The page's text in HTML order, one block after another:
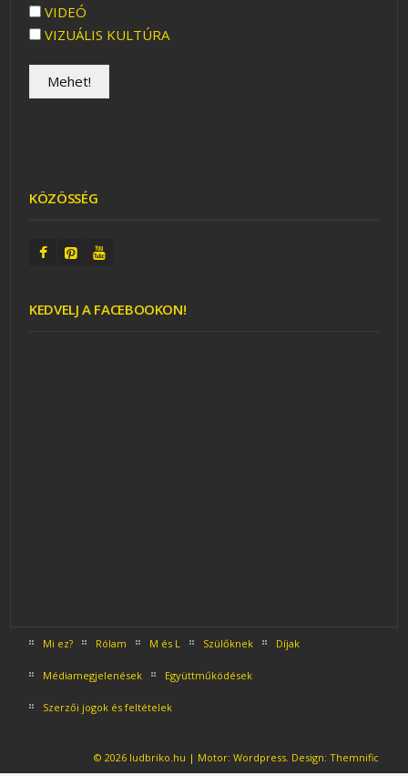
VIDEÓ
VIZUÁLIS KULTÚRA
KÖZÖSSÉG
KEDVELJ A FACEBOOKON!
Mi ez? Rólam M és L Szülőknek Díjak
Médiamegjelenések Együttműködések
Szerzői jogok és feltételek
© 2026 ludbriko.hu | Motor: Wordpress. Design: Themnific